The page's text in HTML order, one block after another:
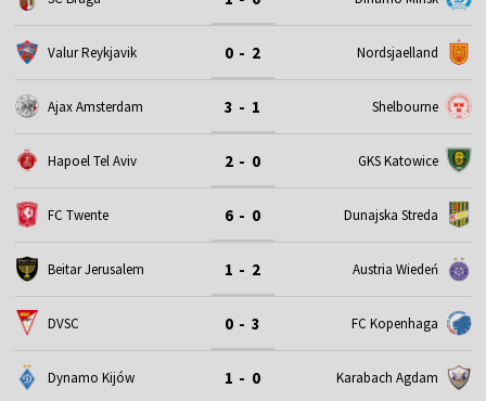
Valur Reykjavik 0 - 2 Nordsjaelland
Ajax Amsterdam 3 - 1 Shelbourne
Hapoel Tel Aviv 2 - 0 GKS Katowice
FC Twente 6 - 0 Dunajska Streda
Beitar Jerusalem 1 - 2 Austria Wiedeń
DVSC 0 - 3 FC Kopenhaga
Dynamo Kijów 1 - 0 Karabach Agdam